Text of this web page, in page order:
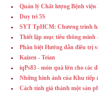
Quản lý Chất lượng Bệnh
Duy trì 5S
SYT TpHCM: Chương trình
Thiết lập mục tiêu thông minh
Phân biệt Hướng dẫn điều trị
Kaizen - Teian
iqPs83 - món quà lớn cho các
Những hình ảnh của Khu
Cách tính giá thành một sản